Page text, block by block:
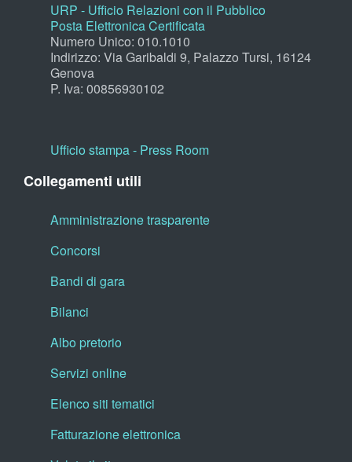
URP - Ufficio Relazioni con il Pubblico
Posta Elettronica Certificata
Numero Unico: 010.1010
Indirizzo: Via Garibaldi 9, Palazzo Tursi, 16124
Genova
P. Iva: 00856930102
Ufficio stampa - Press Room
Collegamenti utili
Amministrazione trasparente
Concorsi
Bandi di gara
Bilanci
Albo pretorio
Servizi online
Elenco siti tematici
Fatturazione elettronica